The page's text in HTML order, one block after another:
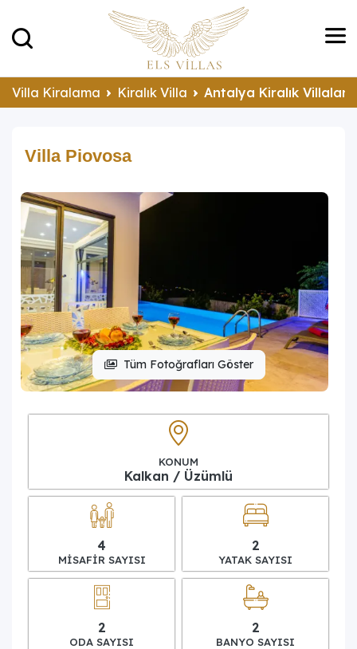
Villa Kiralama Kiralık Villa Antalya Kiralık Villalar
Villa Piovosa
Tüm Fotoğrafları Göster
KONUM
Kalkan / Üzümlü
4
MISAFIR SAYISI
2
YATAK SAYISI
2
ODA SAYISI
2
BANYO SAYISI